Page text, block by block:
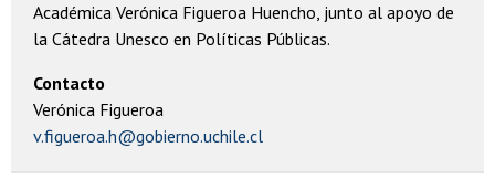
Académica Verónica Figueroa Huencho, junto al apoyo de
la Cátedra Unesco en Políticas Públicas.
Contacto
Verónica Figueroa
v.figueroa.h@gobierno.uchile.cl